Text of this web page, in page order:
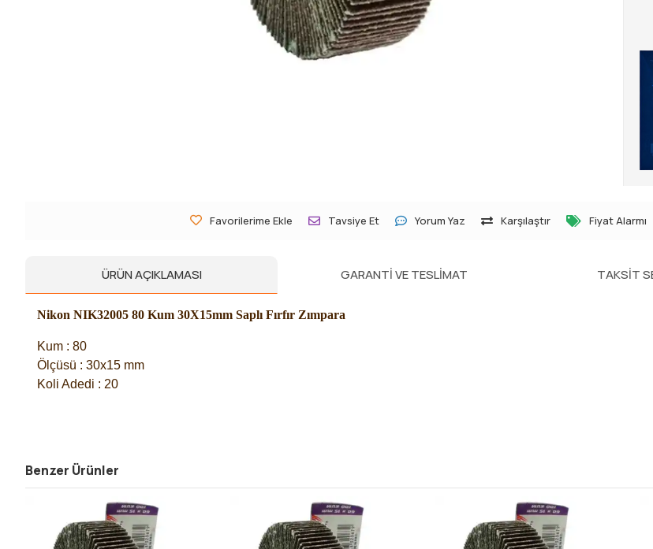
Favorilerime Ekle Tavsiye Et Yorum Yaz Karşılaştır Fiyat Alarmı
ÜRÜN AÇIKLAMASI GARANTI VE TESLIMAT TAKSIT
Nikon NIK32005 80 Kum 30X15mm Saplı Fırfır Zımpara
Kum : 80
Ölçüsü : 30x15 mm
Koli Adedi : 20
Benzer Ürünler